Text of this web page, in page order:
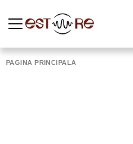
PAGINA PRINCIPALĂ